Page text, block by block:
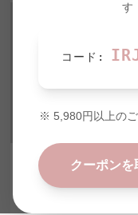
す
コード:
※ 5,980円以上の
クーポンを
6,600 (税込)
【骨格ナチュラル】半袖
カジュアル S〜XL